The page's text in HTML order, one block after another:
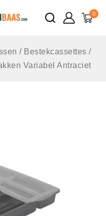
0
/ Bestekcassettes /
Variabel Antraciet